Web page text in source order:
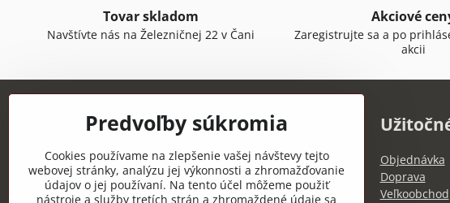
Tovar skladom
Navštívte nás na Železničnej 22 v Čani
Akciové
Zaregistrujte sa a po
akcii
CECHOTEX s.r.o.
Objednávka
Doprava
Veľkoobchod
Predvoľby súkromia
Cookies používame na zlepšenie vašej návštevy tejto
webovej stránky, analýzu jej výkonnosti a zhromažďovanie
údajov o jej používaní. Na tento účel môžeme použiť
nástroje a služby tretích strán a zhromaždené údaje sa